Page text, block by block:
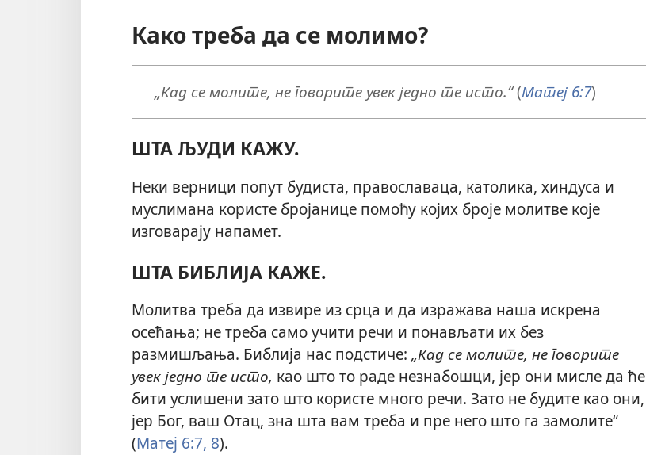
Како треба да се молимо?
„Кад се молите, не говорите увек једно те исто.“(Матеј 6:7)
ШТА ЉУДИ КАЖУ.
Неки верници попут будиста, православаца, католика, хиндуса и
муслимана користе бројанице помоћу којих броје молитве које
изговарају напамет.
ШТА БИБЛИЈА КАЖЕ.
Молитва треба да извире из срца и да изражава наша искрена
осећања; не треба само учити речи и понављати их без
размишљања. Библија нас подстиче: „Кад се молите, не говорите
увек једно те исто, као што то раде незнабошци, јер они мисле да ће
бити услишени зато што користе много речи. Зато не будите као они,
јер Бог, ваш Отац, зна шта вам треба и пре него што га замолите“
(Матеј 6:7, 8).